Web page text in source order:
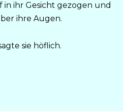
in ihr Gesicht gezogen und
ihre Augen.
sie höflich.